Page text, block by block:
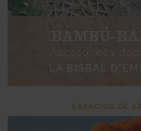
BAMBÚ-
Accesorios y
LA BISBAL
ESPACIOS DE